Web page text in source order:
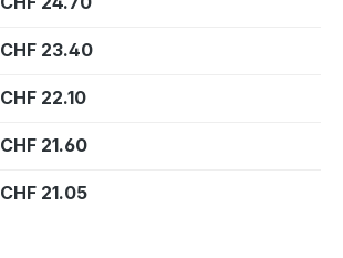
CHF 23.40
CHF 22.10
CHF 21.60
CHF 21.05